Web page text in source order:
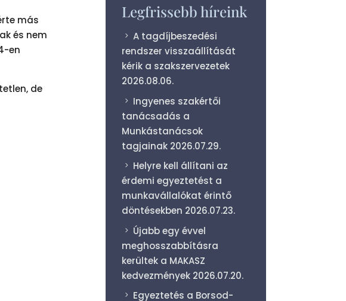
más
és nem
en
de
Legfrissebb híreink
A tagdíjbeszedési
rendszer visszaállítását
kérik a szakszervezetek
2026.08.06.
Ingyenes szakértői
tanácsadás a
Munkástanácsok
tagjainak 2026.07.29.
Helyre kell állítani az
érdemi egyeztetést a
munkavállalókat érintő
döntésekben 2026.07.23.
Újabb egy évvel
meghosszabbításra
kerültek a MAKASZ
kedvezmények 2026.07.20.
Egyeztetés a Borsod-